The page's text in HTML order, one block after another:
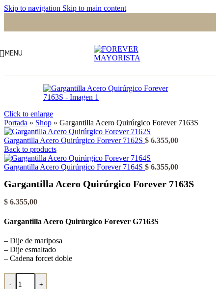
Skip to navigation Skip to main content
MENU
Click to enlarge
Portada » Shop » Gargantilla Acero Quirúrgico Forever 7163S
Gargantilla Acero Quirúrgico Forever 7162S $ 6.355,00
Back to products
Gargantilla Acero Quirúrgico Forever 7164S $ 6.355,00
Gargantilla Acero Quirúrgico Forever 7163S
$ 6.355,00
Gargantilla Acero Quirúrgico Forever G7163S
– Dije de mariposa
– Dije esmaltado
– Cadena forcet doble
-
Gargantilla Acero Quirúrgico Forever 7163S cantidad
+